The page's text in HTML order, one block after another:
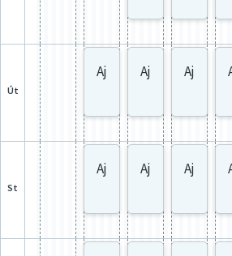
út
Aj Aj Aj
st
Aj Aj Aj